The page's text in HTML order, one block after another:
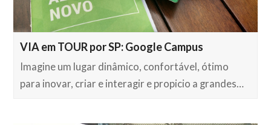
VIA em TOUR por SP: Google Campus
Imagine um lugar dinâmico, confortável, ótimo
para inovar, criar e interagir e propicio a grandes…